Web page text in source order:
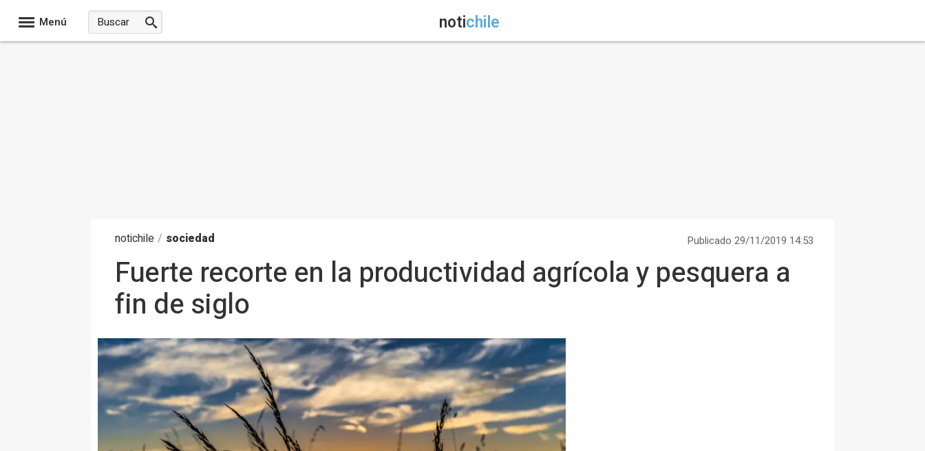
Menú notichile
notichile / sociedad Publicado 29/11/2019 14:53
Fuerte recorte en la productividad agrícola y pesquera a
fin de siglo